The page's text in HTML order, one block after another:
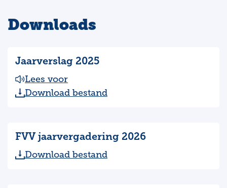
Downloads
Jaarverslag 2025
Lees voor
Download bestand
FVV jaarvergadering 2026
Download bestand